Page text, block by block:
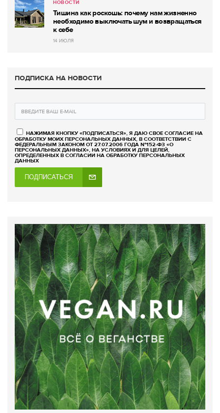
НОВОСТИ
Тишина как роскошь: почему нам жизненно
необходимо выключать шум и возвращаться
к себе
14 ИЮЛЯ
ПОДПИСКА НА НОВОСТИ
НАЖИМАЯ КНОПКУ «ПОДПИСАТЬСЯ», Я ДАЮ СВОЕ СОГЛАСИЕ НА
ОБРАБОТКУ МОИХ ПЕРСОНАЛЬНЫХ ДАННЫХ, В СООТВЕТСТВИИ С
ФЕДЕРАЛЬНЫМ ЗАКОНОМ ОТ 27.07.2006 ГОДА №152-ФЗ «О
ПЕРСОНАЛЬНЫХ ДАННЫХ», НА УСЛОВИЯХ И ДЛЯ ЦЕЛЕЙ,
ОПРЕДЕЛЕННЫХ В СОГЛАСИИ НА ОБРАБОТКУ ПЕРСОНАЛЬНЫХ
ДАННЫХ
ПОДПИСАТЬСЯ